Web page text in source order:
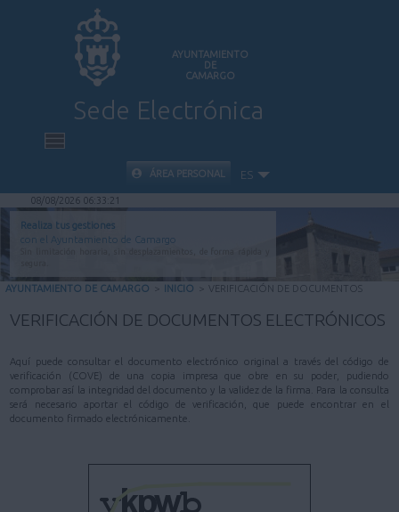
AYUNTAMIENTO
DE
CAMARGO
Sede Electrónica
INICIO
INFORMACIÓN PÚBLICA
CARPETA CIUDADANA
VALIDACIÓN DE DOCUMENTOS
AYUDA
ÁREA PERSONAL ES
08/08/2026 06:33:21
Realiza tus gestiones
con el Ayuntamiento de Camargo
AYUNTAMIENTO DE CAMARGO > INICIO > VERIFICACIÓN DE DOCUMENTOS
VERIFICACIÓN DE DOCUMENTOS ELECTRÓNICOS
Aquí puede consultar el documento electrónico original a través del código de
verificación (COVE) de una copia impresa que obre en su poder, pudiendo
comprobar así la integridad del documento y la validez de la firma. Para la consulta
será necesario aportar el código de verificación, que puede encontrar en el
documento firmado electrónicamente.